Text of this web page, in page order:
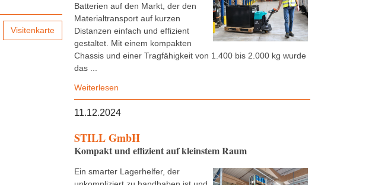
Batterien auf den Markt, der den
Materialtransport auf kurzen
Distanzen einfach und effizient
gestaltet. Mit einem kompakten
Chassis und einer Tragfähigkeit von 1.400 bis 2.000 kg wurde
das ...
Weiterlesen
11.12.2024
STILL GmbH
Kompakt und effizient auf kleinstem Raum
Ein smarter Lagerhelfer, der
Visitenkarte